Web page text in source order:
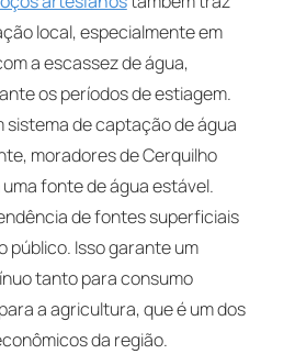
local, especialmente em
a escassez de água,
os períodos de estiagem.
sistema de captação de água
moradores de Cerquilho
fonte de água estável.
de fontes superficiais
público. Isso garante um
tanto para consumo
a agricultura, que é um dos
da região.